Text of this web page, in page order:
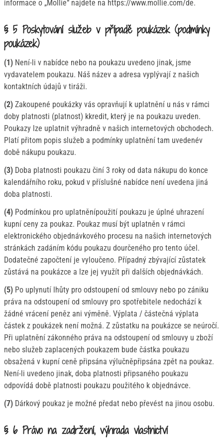
informace o „Mollie“ najdete na https://www.mollie.com/de.
§ 5 Poskytování služeb v případě poukázek (podmínky
poukázek)
(1) Není-li v nabídce nebo na poukazu uvedeno jinak, jsme
vydavatelem poukazu. Náš název a adresa vyplývají z našich
kontaktních údajů v tiráži.
(2) Zakoupené poukázky vás opravňují k uplatnění u nás v rámci
doby platnosti (platnost) kkredit, který je na poukazu uveden.
Poukazy lze uplatnit výhradně v našich internetových obchodech.
Platí přitom popis služeb a podmínky uplatnění tam uvedenév
době nákupu poukazu.
(3) Doba platnosti poukazu činí 3 roky od data nákupu do konce
kalendářního roku, pokud v příslušné nabídce není uvedena jiná
doba platnosti.
(4) Podmínkou pro uplatněnípoužití poukazu je úplné uhrazení
kupní ceny za poukaz. Poukaz musí být uplatněn v rámci
elektronického objednávkového procesu na našich internetových
stránkách zadáním kódu poukazu dourčeného pro tento účel.
Dodatečné započtení je vyloučeno. Případný zbývající zůstatek
zůstává na poukázce a lze jej využít při dalších objednávkách.
(5) Po uplynutí lhůty pro odstoupení od smlouvy nebo po zániku
práva na odstoupení od smlouvy pro spotřebitele nedochází k
žádné vrácení peněz ani výměně. Výplata / částečná výplata
částek z poukázek není možná. Z zůstatku na poukázce se neúročí.
Při uplatnění zákonného práva na odstoupení od smlouvy u zboží
nebo služeb zaplacených poukazem bude částka poukazu
obsažená v kupní ceně připsána výlučněpřipsána zpět na poukaz.
Není-li uvedeno jinak, doba platnosti připsaného poukazu
odpovídá době platnosti poukazu použitého k objednávce.
(7) Dárkový poukaz je možné předat nebo převést na jinou osobu.
§ 6 Právo na zadržení, výhrada vlastnictví